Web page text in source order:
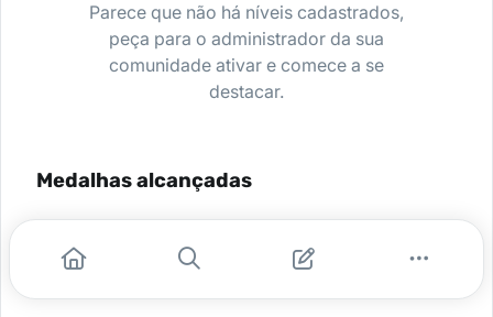
Parece que não há níveis cadastrados,
peça para o administrador da sua
comunidade ativar e comece a se
destacar.
Medalhas alcançadas
Nenhuma medalha encontrada